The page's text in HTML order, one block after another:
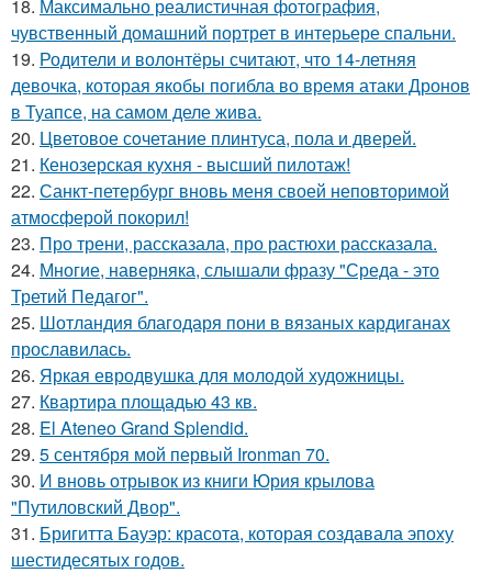
18. Максимально реалистичная фотография,
чувственный домашний портрет в интерьере спальни.
19. Родители и волонтёры считают, что 14-летняя
девочка, которая якобы погибла во время атаки Дронов
в Туапсе, на самом деле жива.
20. Цветовое сoчетание плинтуса, пола и дверей.
21. Кенозерская кухня - высший пилотаж!
22. Санкт-петербург вновь меня своей неповторимой
атмосферой покорил!
23. Про трени, рассказала, про растюхи рассказала.
24. Многие, наверняка, слышали фразу "Среда - это
Третий Педагог".
25. Шотландия благодаря пони в вязаных кардиганах
прославилась.
26. Яркая евродвушка для молодой художницы.
27. Квартира площадью 43 кв.
28. El Ateneo Grand Splendid.
29. 5 сентября мой первый Ironman 70.
30. И вновь отрывок из книги Юрия крылова
"Путиловский Двор".
31. Бригитта Бауэр: красота, которая создавала эпоху
шестидесятых годов.